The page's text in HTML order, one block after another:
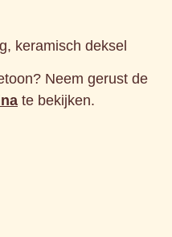
keramisch deksel
Neem gerust de
te bekijken.